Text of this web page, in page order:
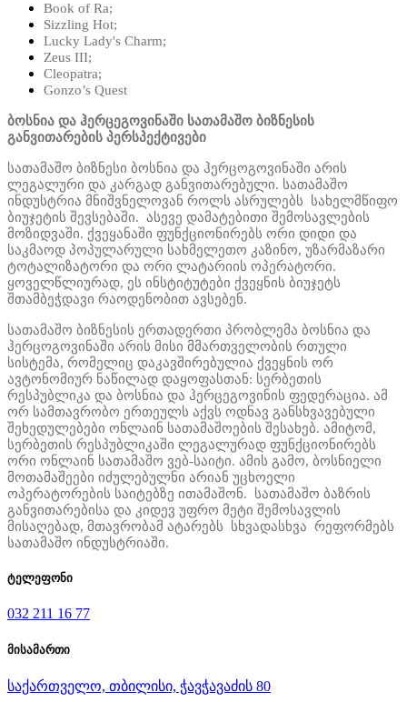
Book of Ra;
Sizzling Hot;
Lucky Lady's Charm;
Zeus III;
Cleopatra;
Gonzo’s Quest
ბოსნია და ჰერცეგოვინაში სათამაშო ბიზნესის
განვითარების პერსპექტივები
სათამაშო ბიზნესი ბოსნია და ჰერცოგოვინაში არის
ლეგალური და კარგად განვითარებული. სათამაშო
ინდუსტრია მნიშვნელოვან როლს ასრულებს სახელმწიფო
ბიუჯეტის შევსებაში. ასევე დამატებითი შემოსავლების
მოზიდვაში. ქვეყანაში ფუნქციონირებს ორი დიდი და
საკმაოდ პოპულარული სახმელეთო კაზინო, უზარმაზარი
ტოტალიზატორი და ორი ლატარიის ოპერატორი.
ყოველწლიურად, ეს ინსტიტუტები ქვეყნის ბიუჯეტს
შთამბეჭდავი რაოდენობით ავსებენ.
სათამაშო ბიზნესის ერთადერთი პრობლემა ბოსნია და
ჰერცოგოვინაში არის მისი მმართველობის რთული
სისტემა, რომელიც დაკავშირებულია ქვეყნის ორ
ავტონომიურ ნაწილად დაყოფასთან: სერბეთის
რესპუბლიკა და ბოსნია და ჰერცეგოვინის ფედერაცია. ამ
ორ სამთავრობო ერთეულს აქვს ოდნავ განსხვავებული
შეხედულებები ონლაინ სათამაშოების შესახებ. ამიტომ,
სერბეთის რესპუბლიკაში ლეგალურად ფუნქციონირებს
ორი ონლაინ სათამაშო ვებ-საიტი. ამის გამო, ბოსნიელი
მოთამაშეები იძულებულნი არიან უცხოელი
ოპერატორების საიტებზე ითამაშონ. სათამაშო ბაზრის
განვითარებისა და კიდევ უფრო მეტი შემოსავლის
მისაღებად, მთავრობამ ატარებს სხვადასხვა რეფორმებს
სათამაშო ინდუსტრიაში.
ტელეფონი
032 211 16 77
მისამართი
საქართველო, თბილისი, ჭავჭავაძის 80